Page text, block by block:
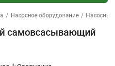
/ Насосное оборудование / Насосные
самовсасывающий